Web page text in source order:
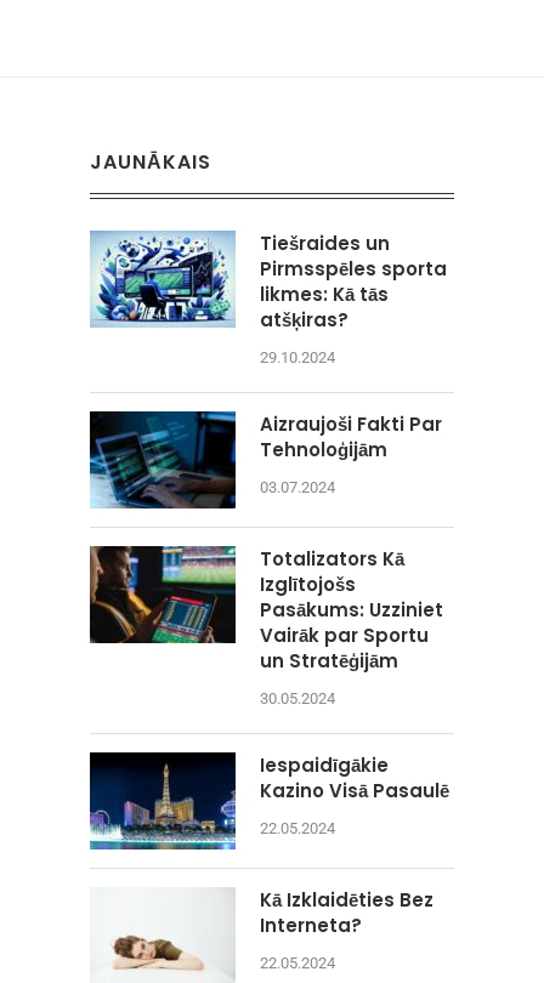
JAUNĀKAIS
Tiešraides un
Pirmsspēles sporta
likmes: Kā tās
atšķiras?
29.10.2024
Aizraujoši Fakti Par
Tehnoloģijām
03.07.2024
Totalizators Kā
Izglītojošs
Pasākums: Uzziniet
Vairāk par Sportu
un Stratēģijām
30.05.2024
Iespaidīgākie
Kazino Visā Pasaulē
22.05.2024
Kā Izklaidēties Bez
Interneta?
22.05.2024